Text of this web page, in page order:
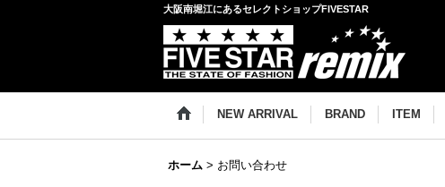
大阪南堀江にあるセレクトショップFIVESTAR
NEW ARRIVAL BRAND ITEM
ホーム > お問い合わせ